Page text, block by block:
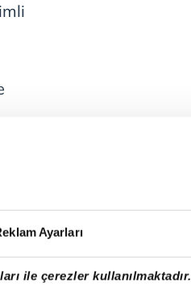
Ayarları
ile çerezler kullanılmaktadır.
olay